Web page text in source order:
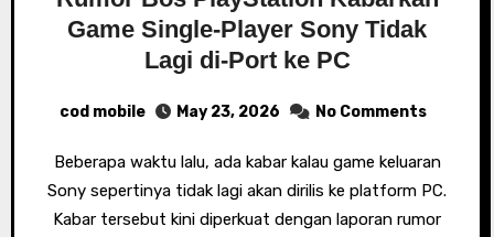
Game Single-Player Sony Tidak
Lagi di-Port ke PC
cod mobile May 23, 2026 No Comments
Beberapa waktu lalu, ada kabar kalau game keluaran
Sony sepertinya tidak lagi akan dirilis ke platform PC.
Kabar tersebut kini diperkuat dengan laporan rumor